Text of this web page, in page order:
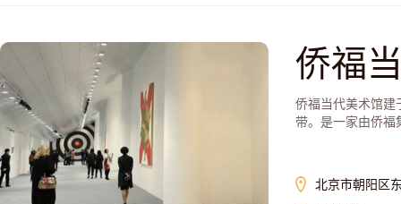
侨福
侨福当代美术馆建
带。是一家由侨福
北京市朝阳区